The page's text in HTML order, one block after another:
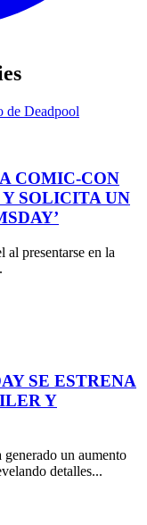
COMIC-CON
SOLICITA UN
presentarse en la
SE ESTRENA
Y
un aumento
detalles...